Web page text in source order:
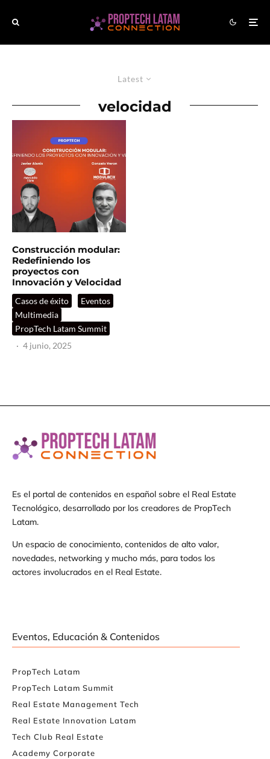
Latest
velocidad
Construcción modular:
Redefiniendo los
proyectos con
Innovación y Velocidad
Casos de éxito
Eventos
Multimedia
PropTech Latam Summit
· 4 junio, 2025
Es el portal de contenidos en español sobre el Real Estate
Tecnológico, desarrollado por los creadores de PropTech
Latam.
Un espacio de conocimiento, contenidos de alto valor,
novedades, networking y mucho más, para todos los
actores involucrados en el Real Estate.
Eventos, Educación & Contenidos
PropTech Latam
PropTech Latam Summit
Real Estate Management Tech
Real Estate Innovation Latam
Tech Club Real Estate
Academy Corporate